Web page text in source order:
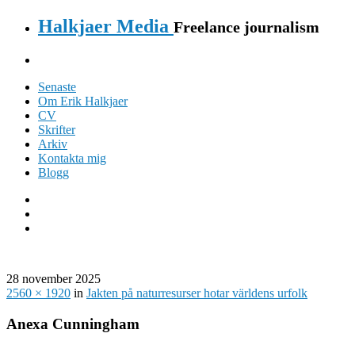
Halkjaer Media Freelance journalism
Senaste
Om Erik Halkjaer
CV
Skrifter
Arkiv
Kontakta mig
Blogg
28 november 2025
2560 × 1920 in Jakten på naturresurser hotar världens urfolk
Anexa Cunningham